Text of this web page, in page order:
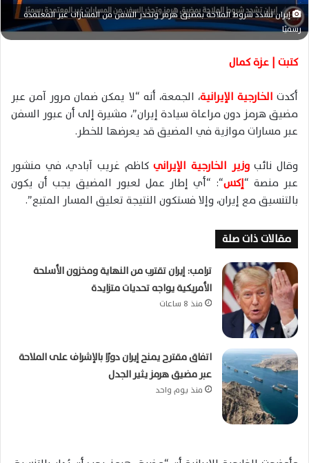
ت
ر
و
ا
إيران تشدد شروط الملاحة بمضيق هرمز وتحذر السفن من المسارات غير المعتمدة
رسميًا
كتبت | عزة كمال
أكدتالخارجية الإيرانية، الجمعة، أنه “لا يمكن ضمان مرور آمن عبر
مضيق هرمز دون مراعاة سيادة إيران”، مشيرة إلى أن عبور السفن
عبر مسارات موازية في المضيق قد يعرضها للخطر.
وقال نائبوزير الخارجية الإيرانيكاظم غريب آبادي، في منشور
عبر منصة “إكس“: “أي إطار عمل لعبور المضيق يجب أن يكون
بالتنسيق مع إيران، وإلا فستكون النتيجة تعليق المسار المتبع”.
مقالات ذات صلة
ترامب: إيران تقترب من النهاية ومخزون الأسلحة
الأمريكية يواجه تحديات متزايدة
منذ 8 ساعات
اتفاق مقترح يمنح إيران دورًا بالإشراف على الملاحة
عبر مضيق هرمز يثير الجدل
منذ يوم واحد